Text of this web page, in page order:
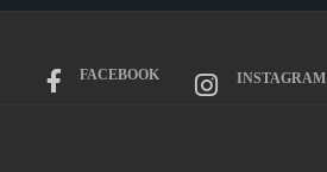
FACEBOOK INSTAGRAM